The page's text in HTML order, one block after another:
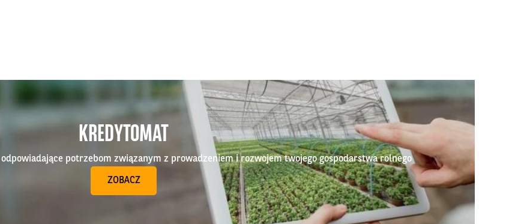
KREDYTOMAT
potrzebom związanym z prowadzeniem i rozwojem twojego gospodarstwa rolnego
ZOBACZ